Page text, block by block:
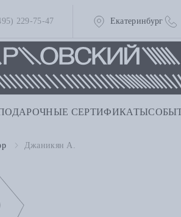
229-75-47 Екатеринбург
СЕРТИФИКАТЫ
Джаникян А.